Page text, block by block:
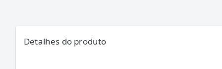
Detalhes do produto